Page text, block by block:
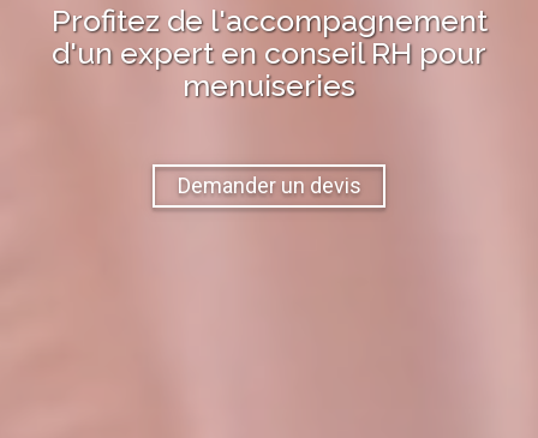
Profitez de l'accompagnement
d'un expert en conseil RH pour
menuiseries
Demander un devis